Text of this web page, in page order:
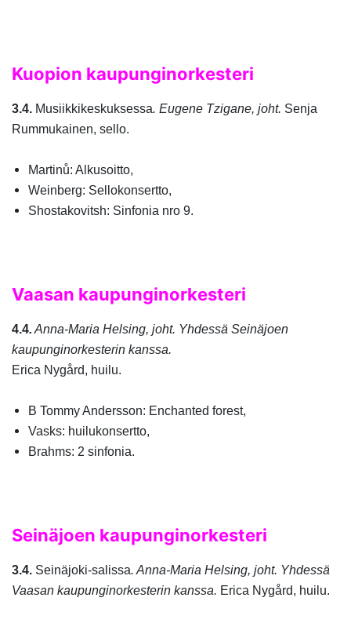
Kuopion kaupunginorkesteri
3.4. Musiikkikeskuksessa. Eugene Tzigane, joht. Senja
Rummukainen, sello.
Martinů: Alkusoitto,
Weinberg: Sellokonsertto,
Shostakovitsh: Sinfonia nro 9.
Vaasan kaupunginorkesteri
4.4. Anna-Maria Helsing, joht. Yhdessä Seinäjoen
kaupunginorkesterin kanssa.
Erica Nygård, huilu. ​
B Tommy Andersson: Enchanted forest,
Vasks: huilukonsertto,
Brahms: 2 sinfonia.
Seinäjoen kaupunginorkesteri
3.4. Seinäjoki-salissa. Anna-Maria Helsing, joht. Yhdessä
Vaasan kaupunginorkesterin kanssa. Erica Nygård, huilu.